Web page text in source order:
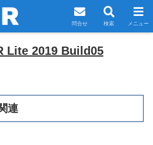
Lite 2019 Build05
連
問合せ 検索 メニュー